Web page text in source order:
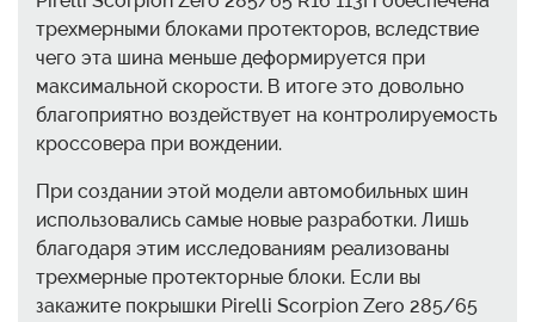
трехмерными блоками протекторов, вследствие
чего эта шина меньше деформируется при
максимальной скорости. В итоге это довольно
благоприятно воздействует на контролируемость
кроссовера при вождении.
При создании этой модели автомобильных шин
использовались самые новые разработки. Лишь
благодаря этим исследованиям реализованы
трехмерные протекторные блоки. Если вы
закажите покрышки Pirelli Scorpion Zero 285/65